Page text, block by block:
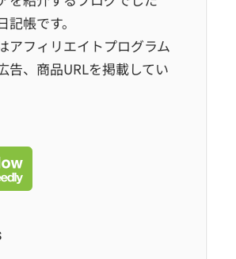
帳です。
アフィリエイトプログラム
告、商品URLを掲載してい